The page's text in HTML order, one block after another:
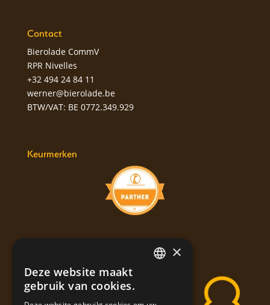
Contact
Bierolade CommV
RPR Nivelles
+32 494 24 84 11
werner@bierolade.be
BTW/VAT: BE 0772.349.929
Keurmerken
×
Deze website maakt
gebruik van cookies.